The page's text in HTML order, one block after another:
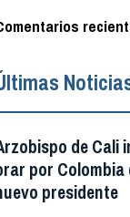
de Cali
por
presidente